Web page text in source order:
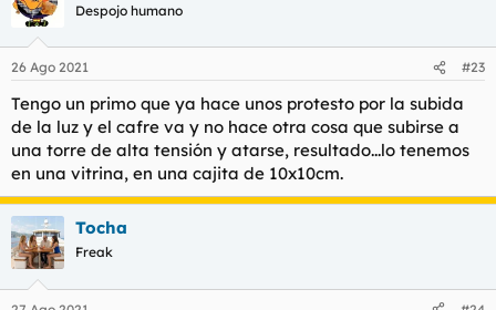
Despojo humano
26 Ago 2021 #23
Tengo un primo que ya hace unos protesto por la subida
de la luz y el cafre va y no hace otra cosa que subirse a
una torre de alta tensión y atarse, resultado...lo tenemos
en una vitrina, en una cajita de 10x10cm.
Tocha
Freak